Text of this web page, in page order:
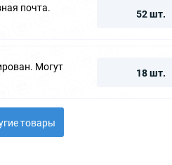
почта.
52 шт.
Могут
18 шт.
товары